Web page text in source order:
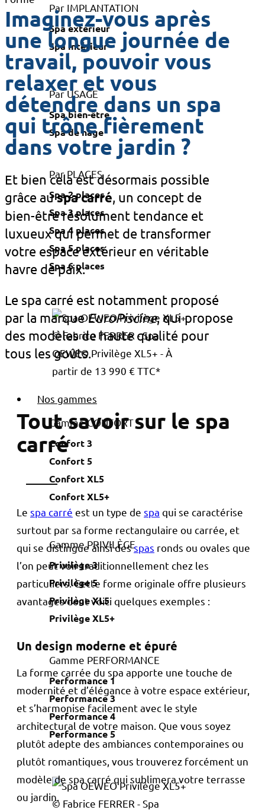
Par IMPLANTATION
Spa extérieur
Spa intérieur
Par USAGE
Spa bien-être
Spa de nage
Par PLACES
Spa 2 places
Spa 3 places
Spa 4 places
Spa 5 places
Spa 6 places
© Fabrice FERRER - Spa
OEWEO Privilège XL5+ - À
partir de 13 990 € TTC*
Nos gammes
Gamme CONFORT
Confort 3
Confort 5
Confort XL5
Confort XL5+
Gamme PRIVILÈGE
Privilège 3
Privilège 5
Privilège XL5
Privilège XL5+
Gamme PERFORMANCE
Performance 1
Performance 3
Performance 4
Performance 5
© Fabrice FERRER - Spa
Imaginez-vous après
une longue journée de
travail, pouvoir vous
relaxer et vous
détendre dans un spa
qui trône fièrement
dans votre jardin ?
Et bien cela est désormais possible
grâce auspa carré, un concept de
bien-être résolument tendance et
luxueux qui permet de transformer
votre espace extérieur en véritable
havre de paix.
Le spa carré est notamment proposé
par la marqueEuroPiscine, qui propose
des modèles de haute qualité pour
tous les goûts.
Tout savoir sur le spa
carré
Le spa carré est un type de spa qui se caractérise
surtout par sa forme rectangulaire ou carrée, et
qui se distingue ainsi desspas ronds ou ovales que
l’on peut voir traditionnellement chez les
particuliers. Cette forme originale offre plusieurs
avantages dont voici quelques exemples :
Un design moderne et épuré
La forme carrée du spa apporte une touche de
modernité et d’élégance à votre espace extérieur,
et s’harmonise facilement avec le style
architectural de votre maison. Que vous soyez
plutôt adepte des ambiances contemporaines ou
plutôt romantiques, vous trouverez forcément un
modèle de spa carré qui sublimera votre terrasse
ou jardin.